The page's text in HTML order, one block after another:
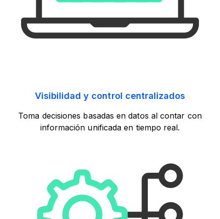
Visibilidad y control centralizados
Toma decisiones basadas en datos al contar con
información unificada en tiempo real.